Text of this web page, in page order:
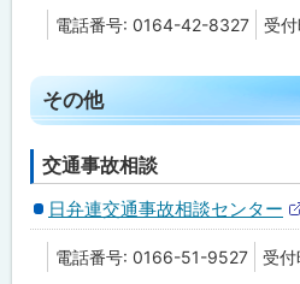
部
サ
電話番号: 0164-42-8327 受
ト
ッ
プ
に
戻
その他
交通事故相談
日弁連交通事故相談センター
電話番号: 0166-51-9527 受